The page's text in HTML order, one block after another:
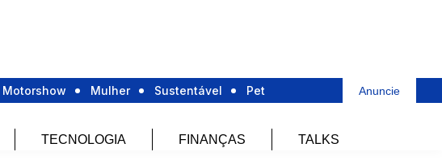
Motorshow Mulher Sustentável Pet Anuncie
TECNOLOGIA FINANÇAS TALKS